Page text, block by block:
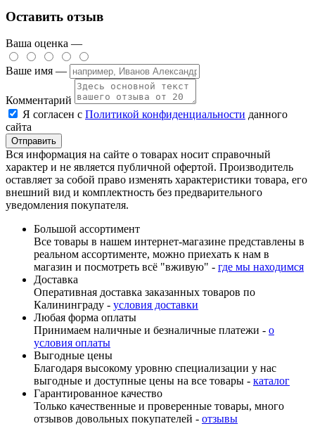
Оставить отзыв
Ваша оценка —
Ваше имя —
Комментарий
Я согласен с Политикой конфиденциальности данного
сайта
Вся информация на сайте о товарах носит справочный
характер и не является публичной офертой. Производитель
оставляет за собой право изменять характеристики товара, его
внешний вид и комплектность без предварительного
уведомления покупателя.
Большой ассортимент
Все товары в нашем интернет-магазине представлены в
реальном ассортименте, можно приехать к нам в
магазин и посмотреть всё "вживую" - где мы находимся
Доставка
Оперативная доставка заказанных товаров по
Калининграду - условия доставки
Любая форма оплаты
Принимаем наличные и безналичные платежи - о
условия оплаты
Выгодные цены
Благодаря высокому уровню специализации у нас
выгодные и доступные цены на все товары - каталог
Гарантированное качество
Только качественные и проверенные товары, много
отзывов довольных покупателей - отзывы